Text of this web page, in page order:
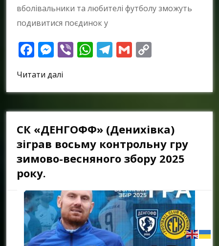
вболівальники та любителі футболу зможуть
подивитися поєдинок у
Facebook
Messenger
ViberWhatsApp
Telegram
Gmail
Читати далі
СК «ДЕНГОФФ» (Денихівка)
зіграв восьму контрольну гру
зимово-весняного збору 2025
року.